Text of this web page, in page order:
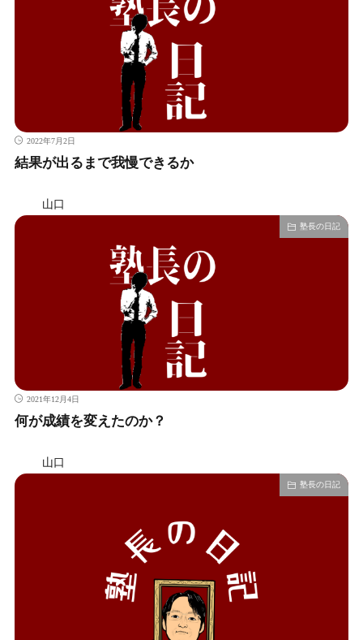
2022年7月2日
結果が出るまで我慢できるか
山口
塾長の日記
2021年12月4日
何が成績を変えたのか？
山口
塾長の日記